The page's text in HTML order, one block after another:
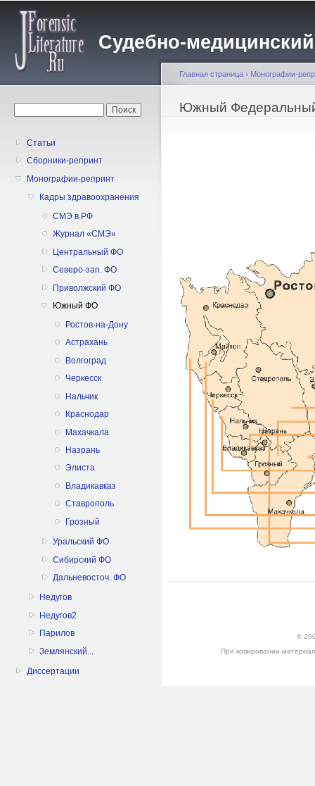
Судебно-
Статьи
Сборники-репринт
Монографии-репринт
Кадры здравоохранения
CMЭ в РФ
Журнал «СМЭ»
Центральный ФО
Северо-зап. ФО
Приволжский ФО
Южный ФО
Ростов-на-Дону
Астрахань
Волгоград
Черкесск
Нальчик
Краснодар
Махачкала
Назрань
Элиста
Владикавказ
Ставрополь
Грозный
Уральский ФО
Сибирский ФО
Дальневосточ. ФО
Недугов
Недугов2
Парилов
Землянский...
Диссертации
Вы здесь
Главная страница › Монографии-
Южный
©
При копировании